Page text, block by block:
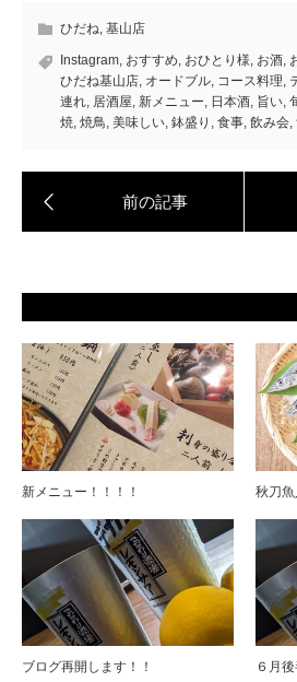
ひだね, 基山店
Instagram, おすすめ, おひとり様, お酒,
ひだね基山店, オードブル, コース料理,
連れ, 居酒屋, 新メニュー, 日本酒, 旨い,
焼, 焼鳥, 美味しい, 鉢盛り , 食事, 飲み会,
新メニュー！！！！ 秋刀
ブログ再開します！！ ６月